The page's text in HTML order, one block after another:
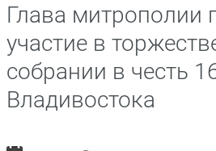
Глава митрополии
участие в
собрании в честь
Владивостока